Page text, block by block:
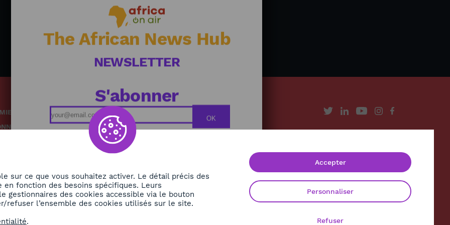
Podcasts
Replays
Grille des émissions
Politique de confidentialité
The African News Hub
NEWSLETTER
S'abonner
OK
sur ce que vous souhaitez activer. Le détail précis des
fonction des besoins spécifiques. Leurs
gestionnaires des cookies accessible via le bouton
refuser l’ensemble des cookies utilisés sur le site.
. Refuser
Personnaliser
Accepter